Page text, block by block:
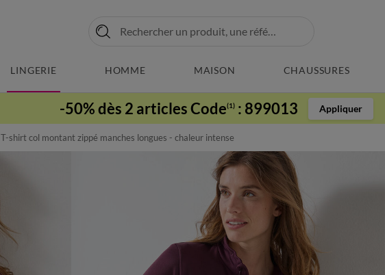
LINGERIE HOMME MAISON CHAUSSURES
-50% dès 2 articles Code(1) : 899013 Appliquer
T-shirt col montant zippé manches longues - chaleur intense